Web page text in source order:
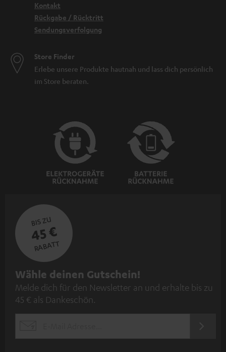
Kontakt
Rückgabe / Rücktritt
Sendungsverfolgung
Store Finder
Erlebe unsere Produkte hautnah und lass dich persönlich
im Store beraten.
BIS ZU
45 €
RABATT
N
e
w
Wähle deinen Gutschein!
Melde dich für den Newsletter an und erhalte bis zu
45 € als Dankeschön.